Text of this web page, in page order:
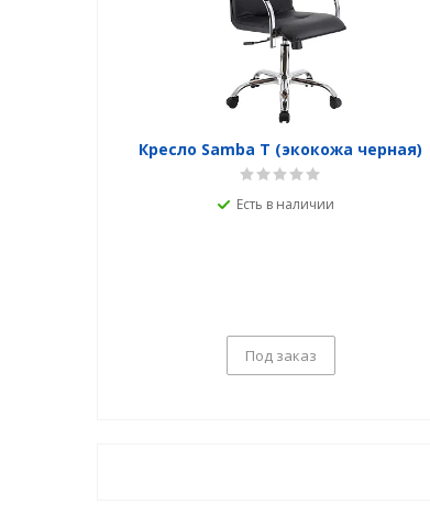
Кресло Samba T (экокожа черная)
Есть в наличии
Под заказ